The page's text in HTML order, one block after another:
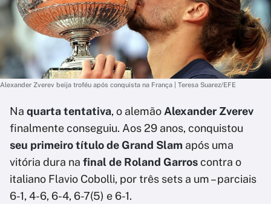
Alexander Zverev beija troféu após conquista na França | Teresa Suarez/EFE
Na quarta tentativa, o alemão Alexander Zverev
finalmente conseguiu. Aos 29 anos, conquistou
seu primeiro título de Grand Slam após uma
vitória dura na final de Roland Garroscontra o
italiano Flavio Cobolli, por três sets a um – parciais
6-1, 4-6, 6-4, 6-7(5) e 6-1.